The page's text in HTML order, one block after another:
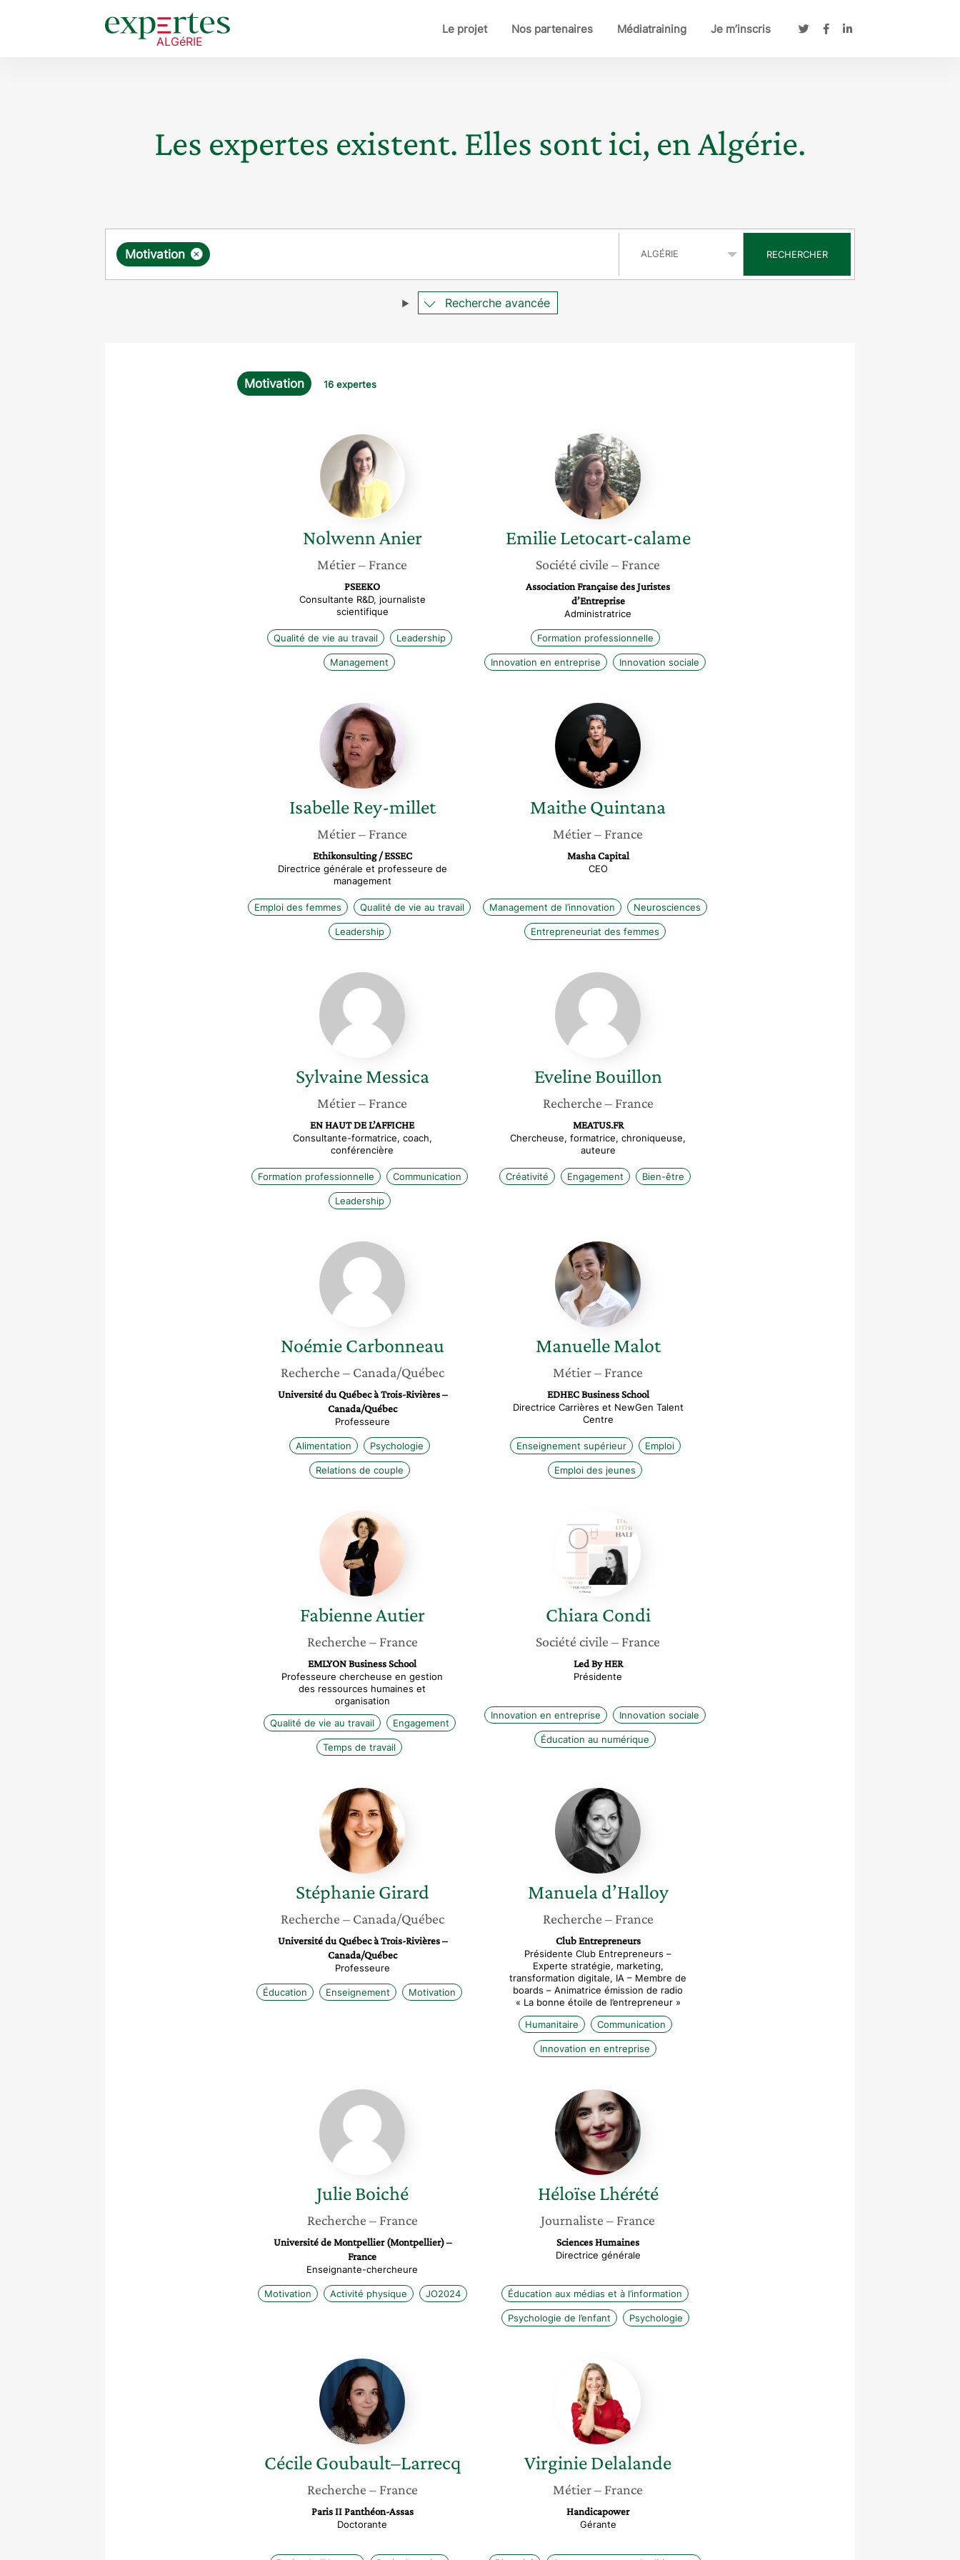
Le projet Nos partenaires Médiatraining Je m’inscris
Les expertes existent. Elles sont ici, en Algérie.
Requête×
Motivation RECHERCHER
Recherche avancée
Motivation 16 expertes
Nolwenn
Anier
NolwennAnier
Métier– France
PSEEKO
Consultante R&D, journaliste
scientifique
Qualité de vie au travail Leadership
Management
Emilie
Letocart-
calame
Emilie Letocart-calame
Société civile – France
Association Française des Juristes
d’Entreprise
Administratrice
Formation professionnelle
Innovation en entreprise Innovation sociale
Isabelle
Rey-
millet
Isabelle Rey-millet
Métier– France
Ethikonsulting / ESSEC
Directrice générale et professeure de
management
Emploi des femmes Qualité de vie au travail
Leadership
Maithe
Quintana
MaitheQuintana
Métier– France
Masha Capital
CEO
Management de l’innovation Neurosciences
Entrepreneuriat des femmes
Sylvaine
Messica
Sylvaine Messica
Métier– France
EN HAUT DE L’AFFICHE
Consultante-formatrice, coach,
conférencière
Formation professionnelle Communication
Leadership
Eveline
Bouillon
Eveline Bouillon
Recherche – France
MEATUS.FR
Chercheuse, formatrice, chroniqueuse,
auteure
Créativité Engagement Bien-être
Noémie
Carbonneau
Noémie Carbonneau
Recherche – Canada/Québec
Université du Québec à Trois-Rivières –
Canada/Québec
Professeure
Alimentation Psychologie
Relations de couple
Manuelle
Malot
Manuelle Malot
Métier– France
EDHEC Business School
Directrice Carrières et NewGen Talent
Centre
Enseignement supérieur Emploi
Emploi des jeunes
Fabienne
Autier
FabienneAutier
Recherche – France
EMLYON Business School
Professeure chercheuse en gestion
des ressources humaines et
organisation
Qualité de vie au travail
Engagement
Temps de travail
Chiara
Condi
Chiara Condi
Société civile – France
Led By HER
Présidente
Innovation en entreprise Innovation sociale
Éducation au numérique
Stéphanie
Girard
Stéphanie Girard
Recherche – Canada/Québec
Université du Québec à Trois-Rivières –
Canada/Québec
Professeure
Éducation Enseignement Motivation
Manuela
d’Halloy
Manuela d’Halloy
Recherche – France
Club Entrepreneurs
Présidente Club Entrepreneurs –
Experte stratégie, marketing,
transformation digitale, IA – Membre de
boards – Animatrice émission de radio
« La bonne étoile de l’entrepreneur »
Humanitaire
Communication
Innovation en entreprise
Julie
Boiché
Julie Boiché
Recherche – France
Université de Montpellier (Montpellier) –
France
Enseignante-chercheure
Motivation Activité physique JO2024
Héloïse
Lhérété
Héloïse Lhérété
Journaliste – France
Sciences Humaines
Directrice générale
Éducation aux médias et à l’information
Psychologie de l’enfant Psychologie
Cécile
Goubault–
Larrecq
Cécile Goubault–Larrecq
Recherche – France
Paris II Panthéon-Assas
Doctorante
Virginie
Delalande
VirginieDelalande
Métier– France
Handicapower
Gérante